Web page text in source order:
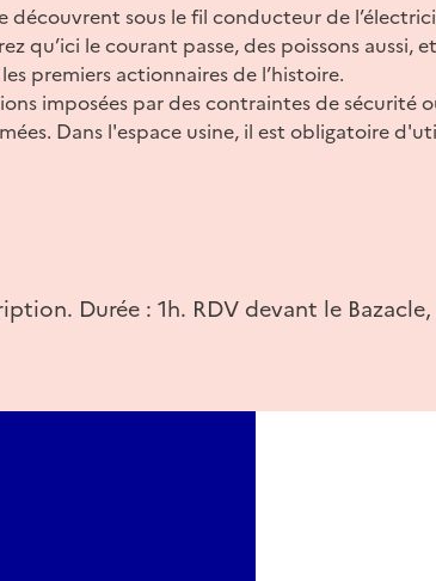
découvrent sous le fil conducteur de
qu’ici le courant passe, des poissons aussi,
premiers actionnaires de l’histoire.
imposées par des contraintes de sécurité
Dans l'espace usine, il est obligatoire
Durée : 1h. RDV devant le Bazacle,